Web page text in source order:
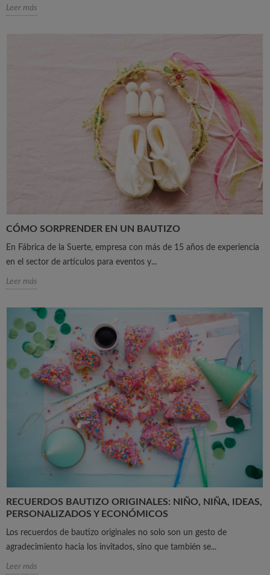
Leer más
CÓMO SORPRENDER EN UN BAUTIZO
En Fábrica de la Suerte, empresa con más de 15 años de experiencia
en el sector de artículos para eventos y...
Leer más
RECUERDOS BAUTIZO ORIGINALES: NIÑO, NIÑA, IDEAS,
PERSONALIZADOS Y ECONÓMICOS
Los recuerdos de bautizo originales no solo son un gesto de
agradecimiento hacia los invitados, sino que también se...
Leer más